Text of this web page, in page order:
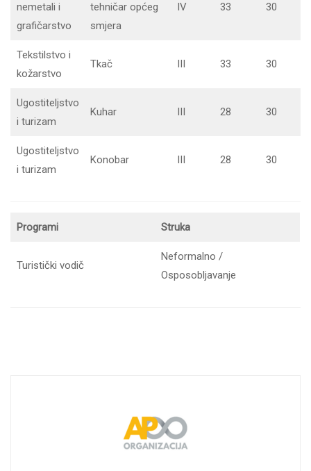
nemetali i
grafičarstvo
tehničar općeg
smjera
IV 33 30
Tekstilstvo i
kožarstvo
Tkač III 33 30
Ugostiteljstvo
i turizam
Kuhar III 28 30
Ugostiteljstvo
i turizam
Konobar III 28 30
Programi Struka
Turistički vodič
Neformalno /
Osposobljavanje